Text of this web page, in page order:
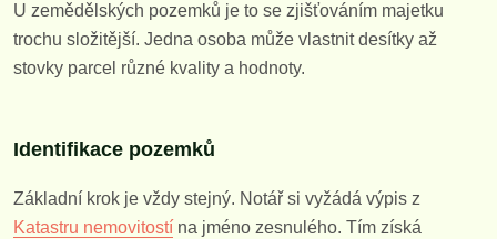
U zemědělských pozemků je to se zjišťováním majetku
trochu složitější. Jedna osoba může vlastnit desítky až
stovky parcel různé kvality a hodnoty.
Identifikace pozemků
Základní krok je vždy stejný. Notář si vyžádá výpis z
Katastru nemovitostí na jméno zesnulého. Tím získá